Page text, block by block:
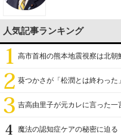
人気記事ランキング
高市首相の熊本地震視察は北朝
葵つかさが「松潤とは終わった
吉高由里子が元カレに言った一
魔法の認知症ケアの秘密に迫る